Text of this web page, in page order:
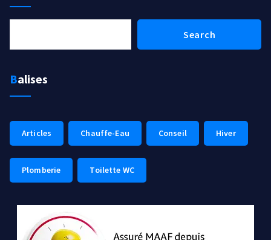
Search
Balises
Articles Chauffe-Eau Conseil Hiver
Plomberie Toilette WC